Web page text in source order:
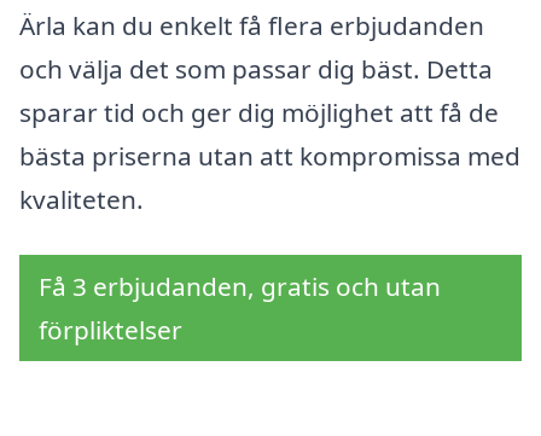
Ärla kan du enkelt få flera erbjudanden
och välja det som passar dig bäst. Detta
sparar tid och ger dig möjlighet att få de
bästa priserna utan att kompromissa med
kvaliteten.
Få 3 erbjudanden, gratis och utan
förpliktelser